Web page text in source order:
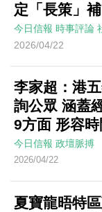
定「長策」補
今日信報 時事評論
2026/04/22
李家超：港
詢公眾 涵蓋
9方面 形容時
今日信報 政壇脈搏
2026/04/22
夏寶龍晤特